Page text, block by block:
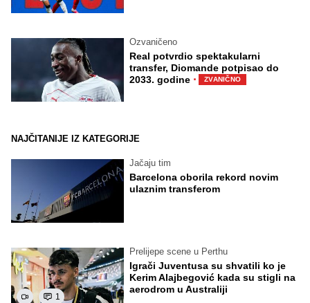
Ozvaničeno
Real potvrdio spektakularni
transfer, Diomande potpisao do
2033. godine · ZVANIČNO
NAJČITANIJE IZ KATEGORIJE
Jačaju tim
Barcelona oborila rekord novim
ulaznim transferom
1
Prelijepe scene u Perthu
Igrači Juventusa su shvatili ko je
Kerim Alajbegović kada su stigli na
aerodrom u Australiji